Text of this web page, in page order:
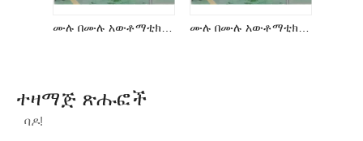
ተዛማጅ ጽሑፎች
ባዶ!